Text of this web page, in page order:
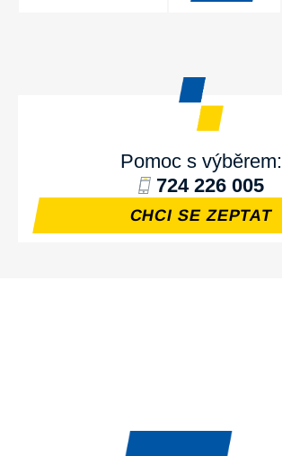
Pomoc s výběrem:
724 226 005
CHCI SE ZEPTAT